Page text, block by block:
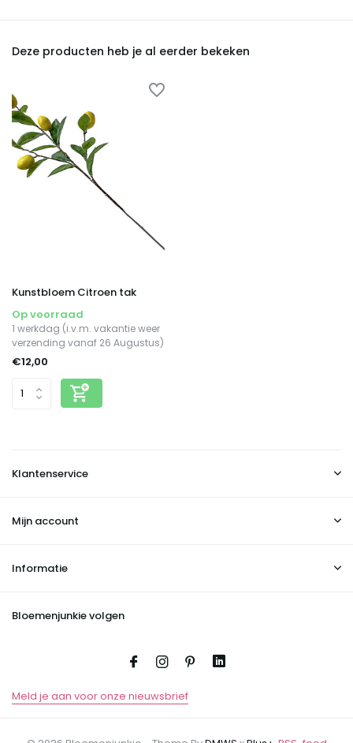
Deze producten heb je al eerder bekeken
Kunstbloem Citroen tak
Op voorraad
1 werkdag (i.v.m. vakantie weer
verzending vanaf 26 Augustus)
€12,00
Klantenservice
Mijn account
Informatie
Bloemenjunkie volgen
Meld je aan voor onze nieuwsbrief